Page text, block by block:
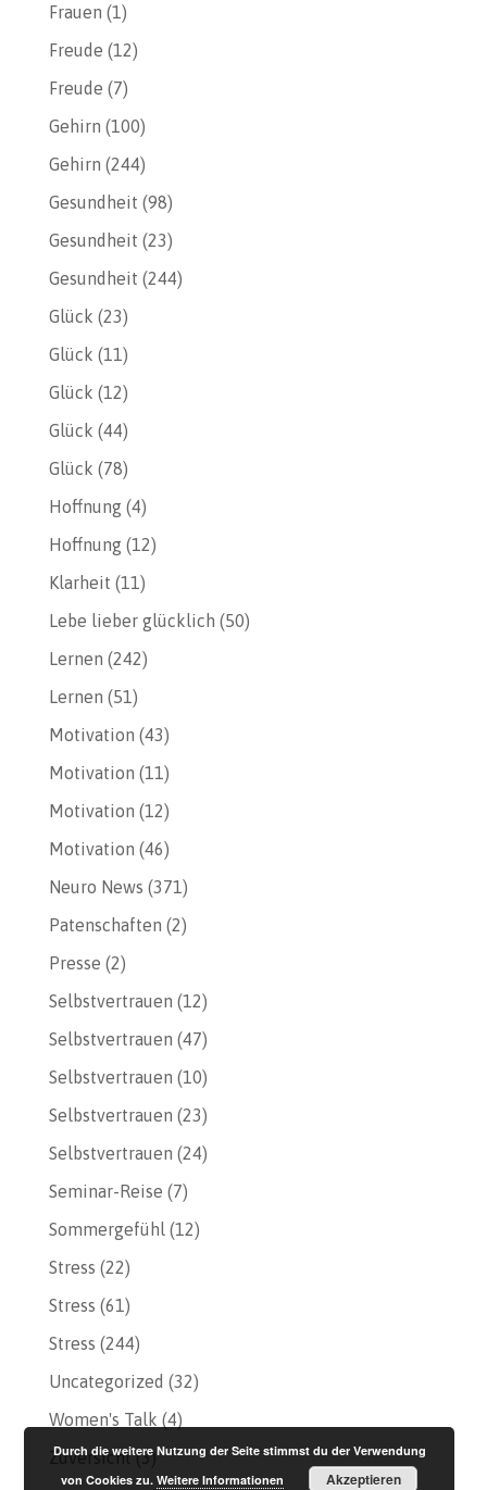
Frauen (1)
Freude (12)
Freude (7)
Gehirn (100)
Gehirn (244)
Gesundheit (98)
Gesundheit (23)
Gesundheit (244)
Glück (23)
Glück (11)
Glück (12)
Glück (44)
Glück (78)
Hoffnung(4)
Hoffnung(12)
Klarheit (11)
Lebe lieber glücklich (50)
Lernen (242)
Lernen (51)
Motivation (43)
Motivation (11)
Motivation (12)
Motivation (46)
Neuro News (371)
Patenschaften (2)
Presse (2)
Selbstvertrauen (12)
Selbstvertrauen (47)
Selbstvertrauen (10)
Selbstvertrauen (23)
Selbstvertrauen (24)
Seminar-Reise (7)
Sommergefühl (12)
Stress (22)
Stress (61)
Stress (244)
Uncategorized (32)
Women's Talk (4)
Zuversicht(3)
Durch die weitere Nutzung der Seite stimmst du der Verwendung
von Cookies zu.Weitere Informationen Akzeptieren